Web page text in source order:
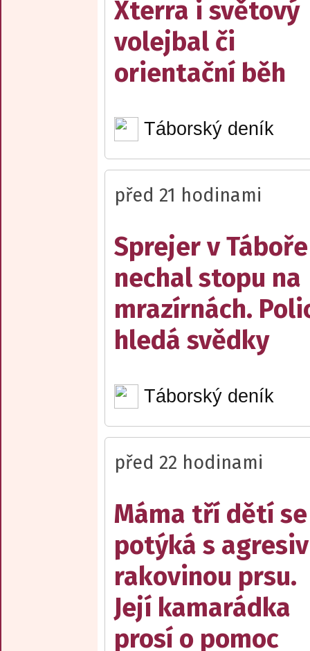
Xterra i světový
volejbal či
orientační běh
Táborský deník
před 21 hodinami
Sprejer v Táboře
nechal stopu na
mrazírnách.
hledá svědky
Táborský deník
před 22 hodinami
Máma tří dětí se
potýká s
rakovinou prsu.
Její kamarádka
prosí o pomoc